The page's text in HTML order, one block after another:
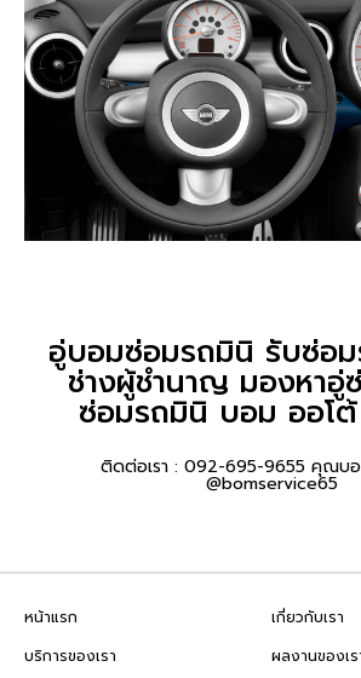
อู่บอมซ่อมรถมินิ รับซ่อ
ช่างผู้ชำนาญ มองหาอู่
ซ่อมรถมินิ บอม ออโต้
ติดต่อเรา : 092-695-9655 คุณบอ
@bomservice65
หน้าแรก
เกี่ยวกับเรา
บริการของเรา
ผลงานของเร